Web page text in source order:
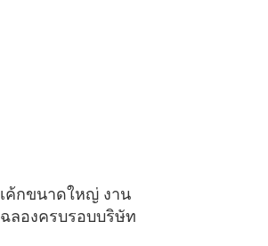
เค้กขนาดใหญ่ งาน
ฉลองครบรอบบริษัท